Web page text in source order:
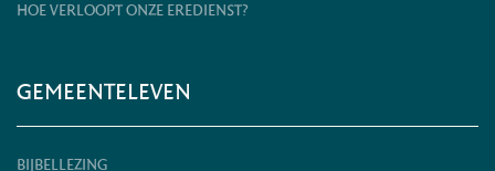
HOE VERLOOPT ONZE EREDIENST?
GEMEENTELEVEN
BIJBELLEZING